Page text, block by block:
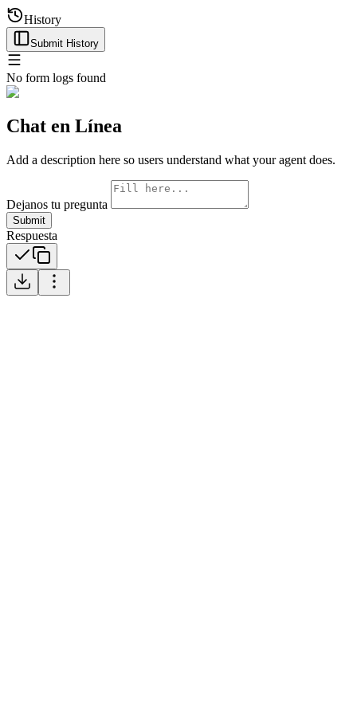
History
Submit History
No form logs found
Chat en Línea
Add a description here so users understand what your agent does.
Dejanos tu pregunta
Submit
Respuesta